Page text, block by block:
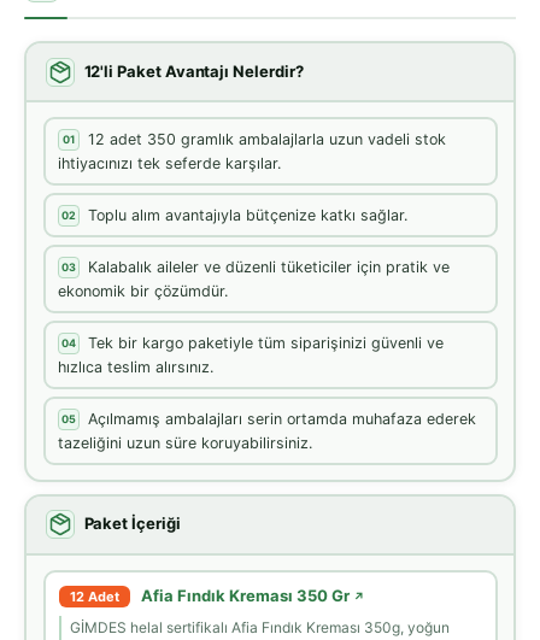
12'li Paket Avantajı Nelerdir?
01
12 adet 350 gramlık ambalajlarla uzun vadeli stok
ihtiyacınızı tek seferde karşılar.
02 Toplu alım avantajıyla bütçenize katkı sağlar.
03
Kalabalık aileler ve düzenli tüketiciler için pratik ve
ekonomik bir çözümdür.
04
Tek bir kargo paketiyle tüm siparişinizi güvenli ve
hızlıca teslim alırsınız.
05
Açılmamış ambalajları serin ortamda muhafaza ederek
tazeliğini uzun süre koruyabilirsiniz.
Paket İçeriği
12 Adet Afia Fındık Kreması 350 Gr ↗
GİMDES helal sertifikalı Afia Fındık Kreması 350g, yoğun